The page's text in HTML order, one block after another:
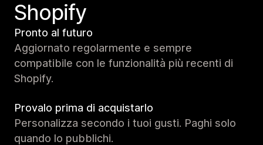
Shopify
Pronto al futuro
Aggiornato regolarmente e sempre
compatibile con le funzionalità più recenti di
Shopify.
Provalo prima di acquistarlo
Personalizza secondo i tuoi gusti. Paghi solo
quando lo pubblichi.